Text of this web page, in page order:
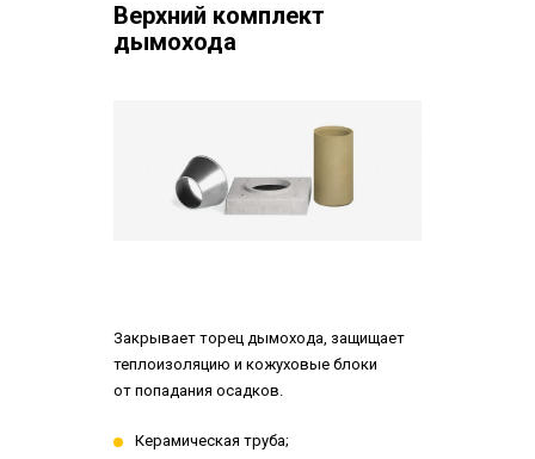
Верхний комплект
дымохода
Закрывает торец дымохода, защищает
теплоизоляцию и кожуховые блоки
от попадания осадков.
Керамическая труба;